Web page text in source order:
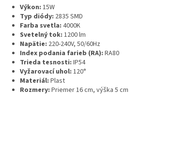
Výkon: 15W
Typ diódy: 2835 SMD
Farba svetla: 4000K
Svetelný tok: 1200 lm
Napätie: 220-240V, 50/60Hz
Index podania farieb (RA): RA80
Trieda tesnosti: IP54
Vyžarovací uhol: 120°
Materiál: Plast
Rozmery: Priemer 16 cm, výška 5 cm